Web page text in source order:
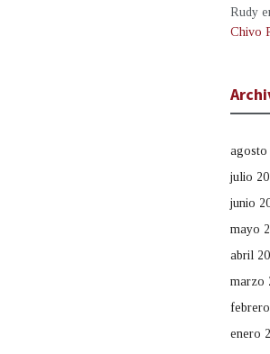
Rudy
Chivo
agosto
julio
junio
mayo
abril
marzo
enero